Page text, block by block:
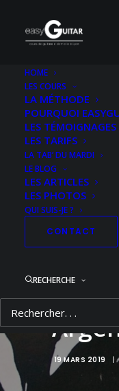
HOME
LES COURS
LA MÉTHODE
POURQUOI
LES TÉMOIGNAGES
LES TARIFS
LA TAB’ DU MARDI
LE BLOG
LES ARTICLES
LES PHOTOS
QUI SUIS-JE ?
CONTACT
RECHERCHE
19 MARS 2019 |